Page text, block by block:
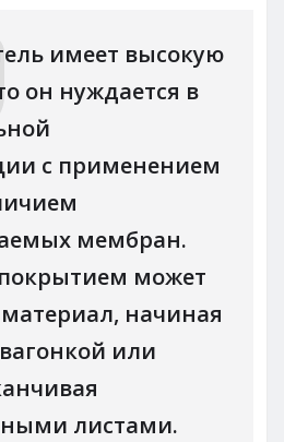
имеет высокую
он нуждается в
с применением
мембран.
может
начиная
или
листами.